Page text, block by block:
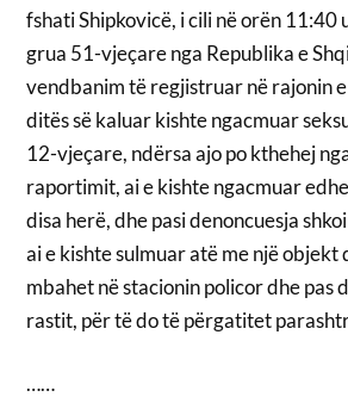
fshati Shipkovicë, i cili në orën 11:40
grua 51-vjeçare nga Republika e
vendbanim të regjistruar në rajonin
ditës së kaluar kishte ngacmuar
12-vjeçare, ndërsa ajo po kthehej
raportimit, ai e kishte ngacmuar
disa herë, dhe pasi denoncuesja
ai e kishte sulmuar atë me një objekt
mbahet në stacionin policor dhe pas
rastit, për të do të përgatitet
……